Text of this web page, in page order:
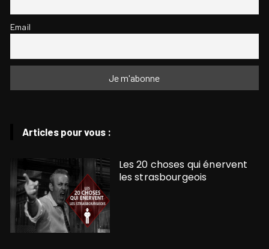
Email
Articles pour vous :
Les 20 choses qui énervent
les strasbourgeois